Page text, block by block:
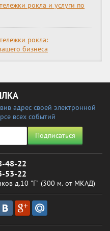
рокла и услуги по
рокла:
бизнеса
адрес своей электронной
всех событий
Подписаться
48-22
53-22
д.10 "Г" (300 м. от МКАД)